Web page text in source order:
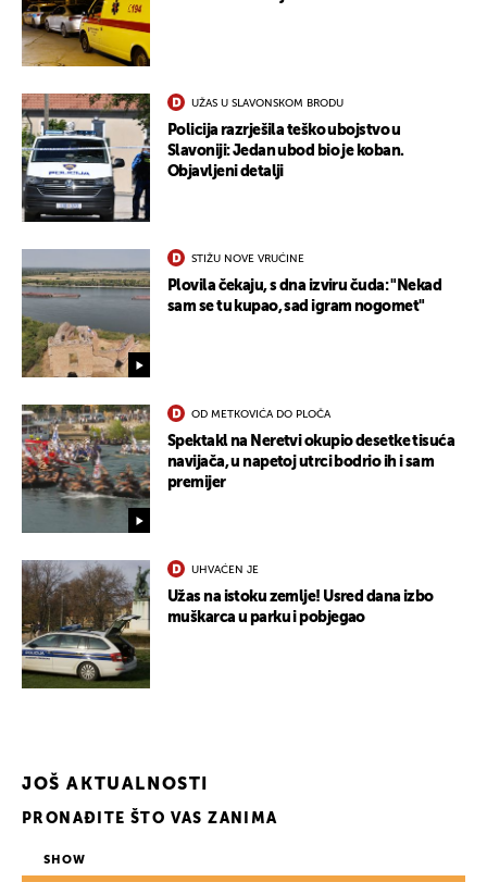
UŽAS U SLAVONSKOM BRODU
Policija razrješila teško ubojstvo u
Slavoniji: Jedan ubod bio je koban.
Objavljeni detalji
STIŽU NOVE VRUĆINE
Plovila čekaju, s dna izviru čuda: "Nekad
sam se tu kupao, sad igram nogomet"
OD METKOVIĆA DO PLOČA
Spektakl na Neretvi okupio desetke tisuća
navijača, u napetoj utrci bodrio ih i sam
premijer
UHVAĆEN JE
Užas na istoku zemlje! Usred dana izbo
muškarca u parku i pobjegao
JOŠ AKTUALNOSTI
PRONAĐITE ŠTO VAS ZANIMA
SHOW
UKLJUČITE NOTIFIKACIJE